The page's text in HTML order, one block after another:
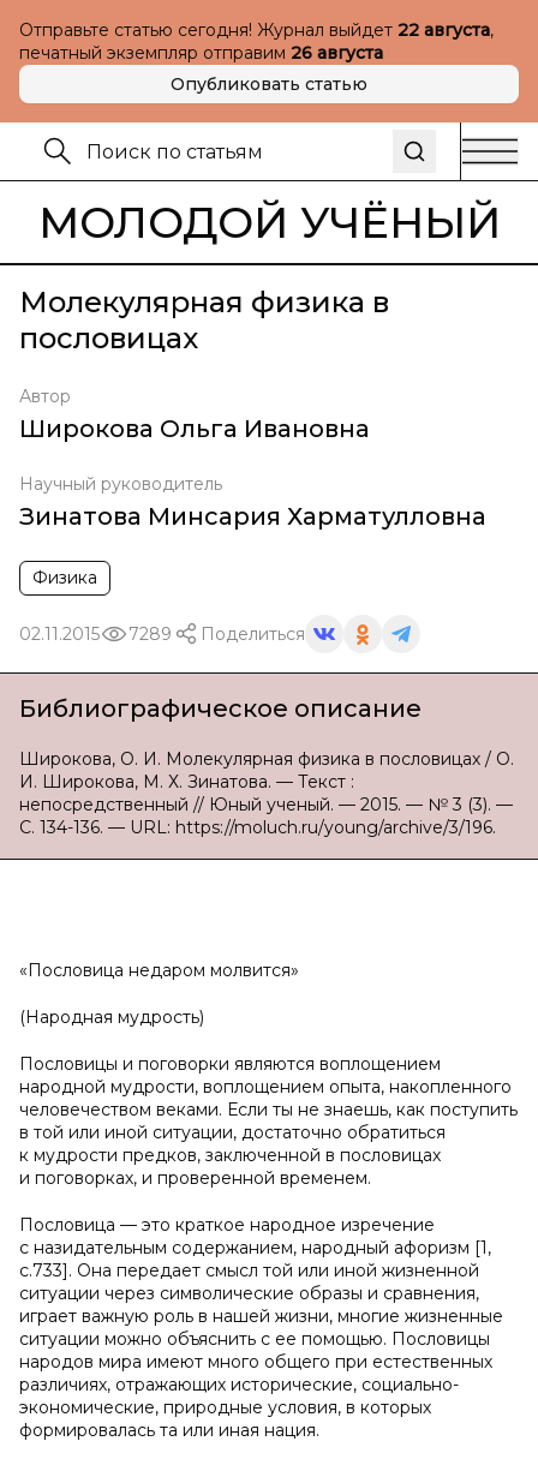
Отправьте статью сегодня! Журнал выйдет 22 августа,
печатный экземпляр отправим 26 августа
Опубликовать статью
МОЛОДОЙ УЧЁНЫЙ
Молекулярная физика в
пословицах
Автор
Широкова Ольга Ивановна
Научный руководитель
Зинатова Минсария Харматулловна
Физика
02.11.2015 7289 Поделиться
Библиографическое описание
Широкова, О. И. Молекулярная физика в пословицах / О.
И. Широкова, М. Х. Зинатова. — Текст :
непосредственный // Юный ученый. — 2015. — № 3 (3). —
С. 134-136. — URL: https://moluch.ru/young/archive/3/196.
«Пословица недаром молвится»
(Народная мудрость)
Пословицы и поговорки являются воплощением
народной мудрости, воплощением опыта, накопленного
человечеством веками. Если ты не знаешь, как поступить
в той или иной ситуации, достаточно обратиться
к мудрости предков, заключенной в пословицах
и поговорках, и проверенной временем.
Пословица — это краткое народное изречение
с назидательным содержанием, народный афоризм [1,
с.733]. Она передает смысл той или иной жизненной
ситуации через символические образы и сравнения,
играет важную роль в нашей жизни, многие жизненные
ситуации можно объяснить с ее помощью. Пословицы
народов мира имеют много общего при естественных
различиях, отражающих исторические, социально-
экономические, природные условия, в которых
формировалась та или иная нация.